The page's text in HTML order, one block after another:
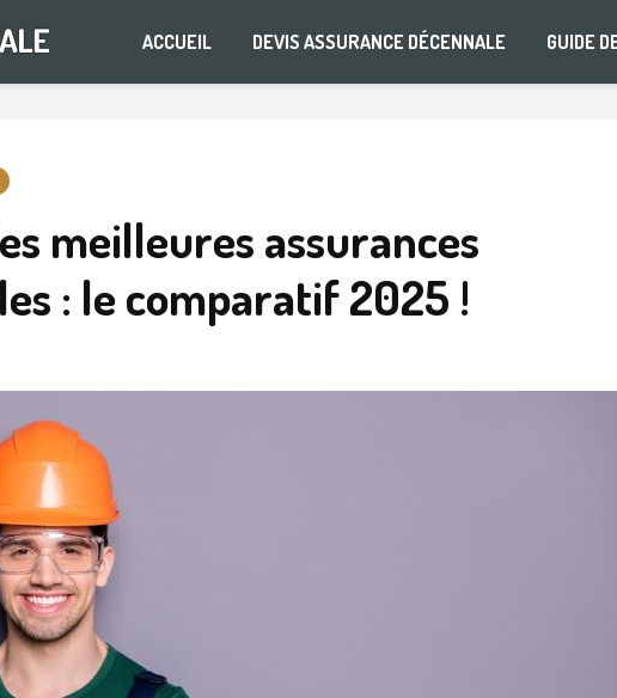
ACCUEIL DEVIS ASSURANCE DÉCENNALE GUIDE
meilleures assurances
: le comparatif 2025 !